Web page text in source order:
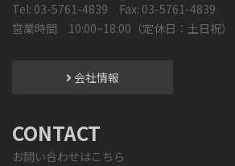
Tel: 03-5761-4839 Fax: 03-5761-4839
営業時間 10:00~18:00（定休日：土日祝）
会社情報
CONTACT
お問い合わせはこちら